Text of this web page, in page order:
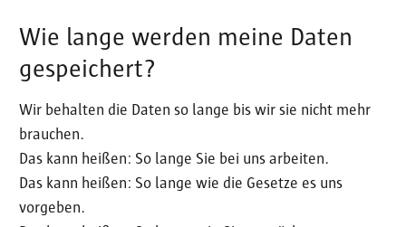
Wie lange werden meine Daten
gespeichert?
Wir behalten die Daten so lange bis wir sie nicht mehr
brauchen.
Das kann heißen: So lange Sie bei uns arbeiten.
Das kann heißen: So lange wie die Gesetze es uns
vorgeben.